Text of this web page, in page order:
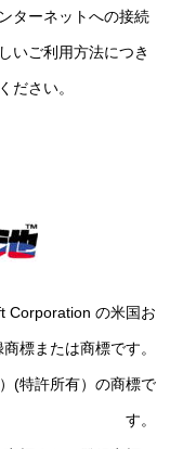
ターネットへの接続
いご利用方法につき
ださい。
Corporation の米国お
標または商標です。
(特許所有）の商標で
す。